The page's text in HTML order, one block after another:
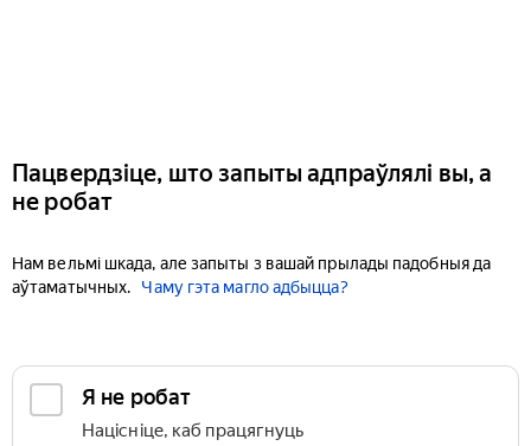
Пацвердзіце, што запыты адпраўлялі вы, а
не робат
Нам вельмі шкада, але запыты з вашай прылады падобныя да
аўтаматычных.
Чаму гэта магло адбыцца?
Я не робат
Націсніце, каб працягнуць